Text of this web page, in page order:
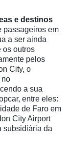
e destinos
passageiros em
a ser ainda
os outros
pelos
City, o
no
a sua
entre eles:
de Faro em
City Airport
subsidiária da